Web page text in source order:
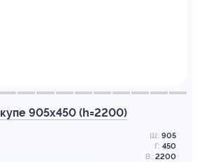
905х450 (h=2200)
Ш: 905
Г: 450
В: 2200